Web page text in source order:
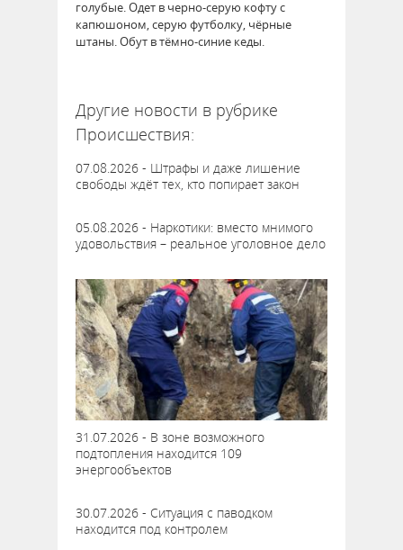
голубые. Одет в черно-серую кофту с
капюшоном, серую футболку, чёрные
штаны. Обут в тёмно-синие кеды.
Другие новости в рубрике
Происшествия:
07.08.2026 - Штрафы и даже лишение
свободы ждёт тех, кто попирает закон
05.08.2026 - Наркотики: вместо мнимого
удовольствия – реальное уголовное дело
31.07.2026 - В зоне возможного
подтопления находится 109
энергообъектов
30.07.2026 - Ситуация с паводком
находится под контролем